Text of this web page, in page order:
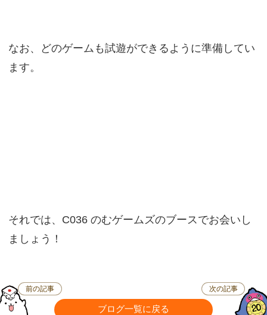
なお、どのゲームも試遊ができるように準備してい
ます。
それでは、C036 のむゲームズのブースでお会いし
ましょう！
前の記事
ブログ一覧に戻る
次の記事